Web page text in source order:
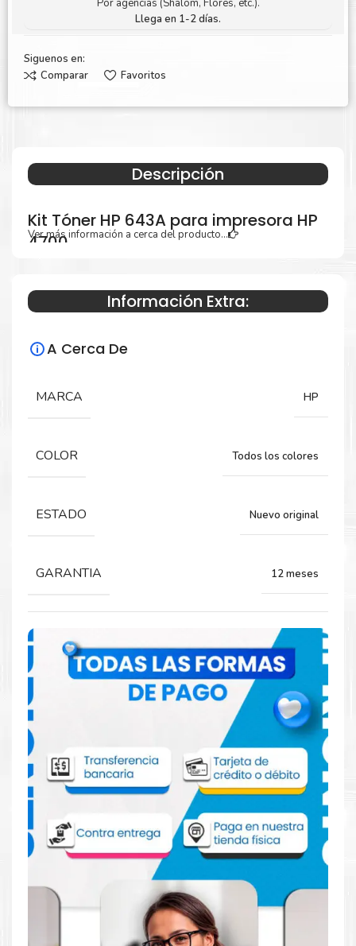
Por agencias (Shalom, Flores, etc.).
Llega en 1-2 días.
Siguenos en:
Comparar
Favoritos
Descripción
Kit Tóner HP 643A para impresora HP
4700
Especificaciones Técnicas
Para impresoras:
Rendimiento:
Comprar Kit Tóner HP 643A para
impresora HP 4700
Aprovecha nuestra experiencia y atención para adquirir tus
productos. Tenemos promociones todos los días. Escríbenos o
visítanos hoy para encontrar la solución perfecta para tu
impresoraHP, como laKit Tóner HP 643A para impresoras
Dónde comprar Toner para impresora HP
Ver más información a cerca del producto...
Información Extra:
A Cerca De
MARCA HP
COLOR Todos los colores
ESTADO Nuevo original
GARANTIA 12 meses